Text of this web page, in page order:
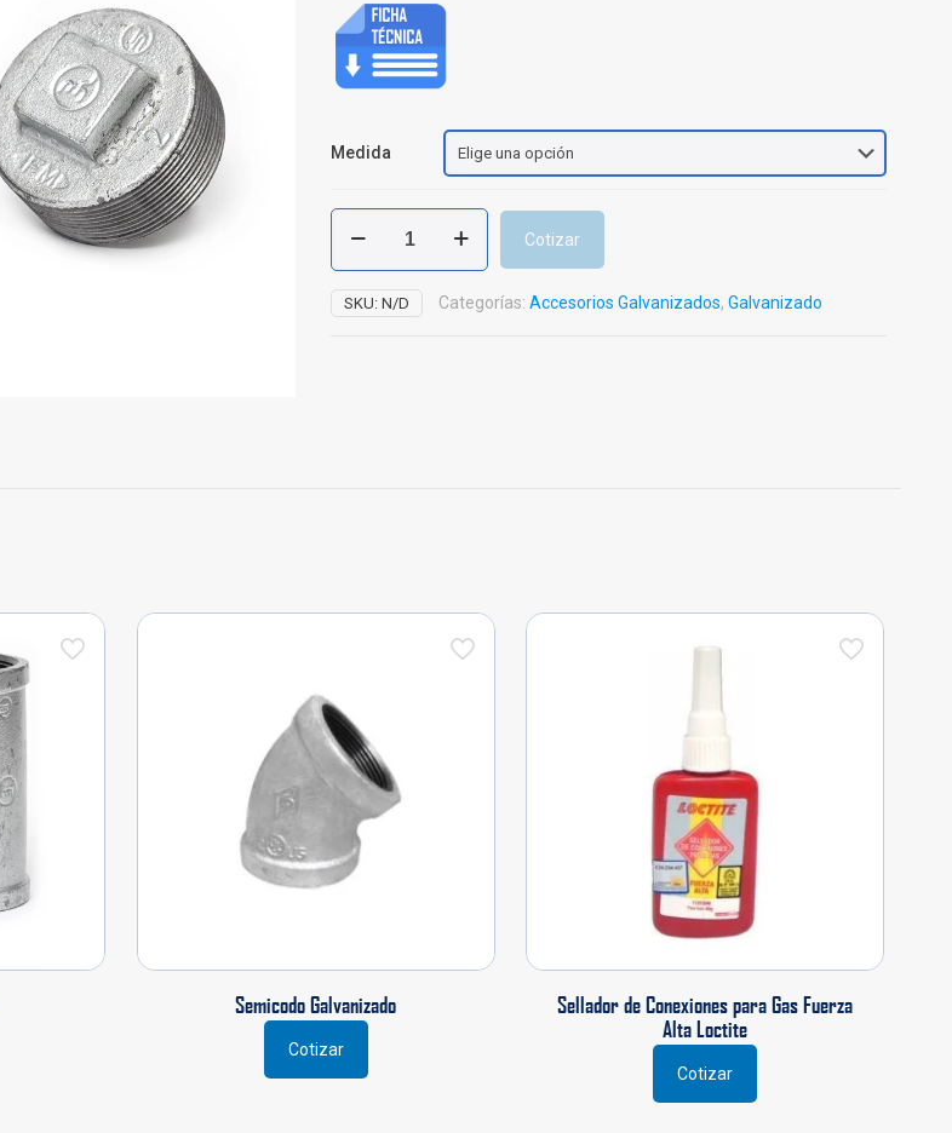
Medida
Tapón
Macho
Galvanizado
cantidad
Cotizar
SKU:N/D Categorías:Accesorios Galvanizados,Galvanizado
Semicodo Galvanizado
Cotizar
Este
producto
Sellador de Conexiones para Gas Fuerza
Alta Loctite
Cotizar